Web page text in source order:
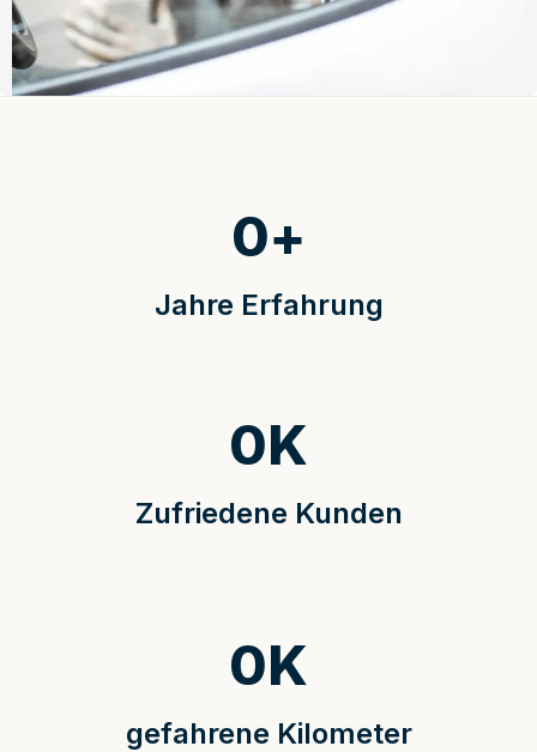
Jahre Erfahrung
0+
Zufriedene Kunden
0K
gefahrene Kilometer
0K